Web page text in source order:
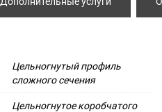
Цельногнутый профиль
сложного сечения
Цельногнутое коробчатого